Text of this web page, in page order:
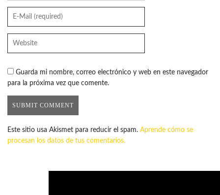
Guarda mi nombre, correo electrónico y web en este navegador
para la próxima vez que comente.
Este sitio usa Akismet para reducir el spam. Aprende cómo se
procesan los datos de tus comentarios.